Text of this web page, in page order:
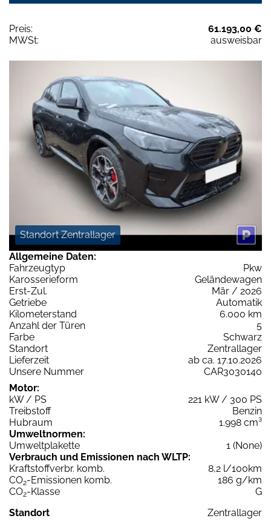
Preis:
61.193,00 €
MWSt:
ausweisbar
Standort Zentrallager
Allgemeine Daten:
Fahrzeugtyp
Pkw
Karosserieform
Geländewagen
Erst-Zul.
Mär / 2026
Getriebe
Automatik
Kilometerstand
6.000 km
Anzahl der Türen
5
Farbe
Schwarz
Standort
Zentrallager
Lieferzeit
ab ca. 17.10.2026
Unsere Nummer
CAR3030140
Motor:
kW / PS
221 kW / 300 PS
Treibstoff
Benzin
Hubraum
1.998 cm³
Umweltnormen:
Umweltplakette
1 (None)
Verbrauch und Emissionen nach WLTP:
Kraftstoffverbr. komb.
8,2 l/100km
CO2-Emissionen komb.
186 g/km
CO2-Klasse
G
Standort
Zentrallager